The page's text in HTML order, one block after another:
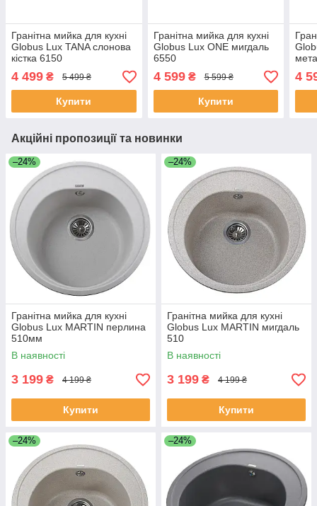
Гранітна мийка для кухні
Globus Lux TANA слонова
кістка 6150
4 499 ₴ 5 499 ₴
Купити
Гранітна мийка для кухні
Globus Lux ONE мигдаль
6550
4 599₴ 5 599 ₴
Купити
4
Акційні пропозиції та новинки
–24%
Гранітна мийка для кухні
Globus Lux MARTIN перлина
510мм
В наявності
3 199 ₴ 4 199 ₴
Купити
–24%
Гранітна мийка для кухні
Globus Lux MARTIN мигдаль
510
В наявності
3 199 ₴ 4 199 ₴
Купити
–24% –24%